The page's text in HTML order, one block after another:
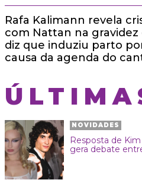
Rafa Kalimann revela
com Nattan na gravidez
diz que induziu parto
causa da agenda do
NOVIDADES
Resposta de
gera debate